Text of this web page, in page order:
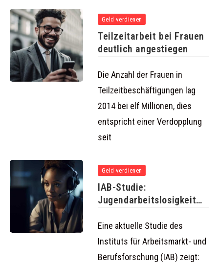
Geld verdienen
Teilzeitarbeit bei Frauen
deutlich angestiegen
Die Anzahl der Frauen in
Teilzeitbeschäftigungen lag
2014 bei elf Millionen, dies
entspricht einer Verdopplung
seit
Geld verdienen
IAB-Studie:
Jugendarbeitslosigkeit
Arbeitslosigkeit
Eine aktuelle Studie des
Instituts für Arbeitsmarkt- und
Berufsforschung (IAB) zeigt: